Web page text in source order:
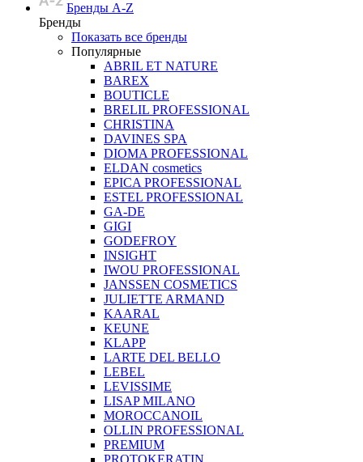
Бренды A-Z
Бренды
Показать все бренды
Популярные
ABRIL ET NATURE
BAREX
BOUTICLE
BRELIL PROFESSIONAL
CHRISTINA
DAVINES SPA
DIOMA PROFESSIONAL
ELDAN cosmetics
EPICA PROFESSIONAL
ESTEL PROFESSIONAL
GA-DE
GIGI
GODEFROY
INSIGHT
IWOU PROFESSIONAL
JANSSEN COSMETICS
JULIETTE ARMAND
KAARAL
KEUNE
KLAPP
LARTE DEL BELLO
LEBEL
LEVISSIME
LISAP MILANO
MOROCCANOIL
OLLIN PROFESSIONAL
PREMIUM
PROTOKERATIN